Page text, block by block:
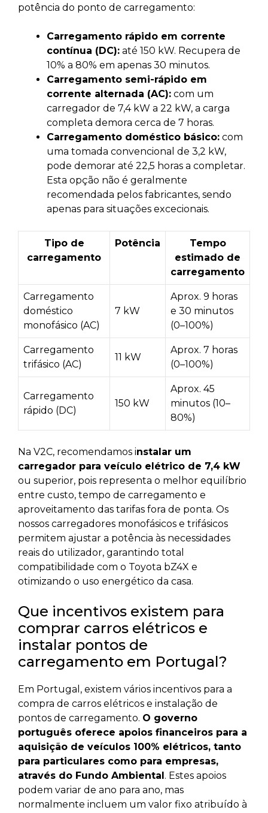
potência do ponto de carregamento:
Carregamento rápido em corrente
contínua (DC): até 150 kW. Recupera de
10% a 80% em apenas 30 minutos.
Carregamento semi-rápido em
corrente alternada (AC): com um
carregador de 7,4 kW a 22 kW, a carga
completa demora cerca de 7 horas.
Carregamento doméstico básico: com
uma tomada convencional de 3,2 kW,
pode demorar até 22,5 horas a completar.
Esta opção não é geralmente
recomendada pelos fabricantes, sendo
apenas para situações excecionais.
Tipo de
carregamento
Potência
Tempo
estimado de
carregamento
Carregamento
doméstico
monofásico (AC)
7 kW
Aprox. 9 horas
e 30 minutos
(0–100%)
Carregamento
trifásico (AC)
11 kW
Aprox. 7 horas
(0–100%)
Carregamento
rápido (DC)
150 kW
Aprox. 45
minutos (10–
80%)
Na V2C, recomendamos instalar um
carregador para veículo elétrico de 7,4 kW
ou superior, pois representa o melhor equilíbrio
entre custo, tempo de carregamento e
aproveitamento das tarifas fora de ponta. Os
nossos carregadores monofásicos e trifásicos
permitem ajustar a potência às necessidades
reais do utilizador, garantindo total
compatibilidade com o Toyota bZ4X e
otimizando o uso energético da casa.
Que incentivos existem para
comprar carros elétricos e
instalar pontos de
carregamento em Portugal?
Em Portugal, existem vários incentivos para a
compra de carros elétricos e instalação de
pontos de carregamento. O governo
português oferece apoios financeiros para a
aquisição de veículos 100% elétricos, tanto
para particulares como para empresas,
através do Fundo Ambiental. Estes apoios
podem variar de ano para ano, mas
normalmente incluem um valor fixo atribuído à